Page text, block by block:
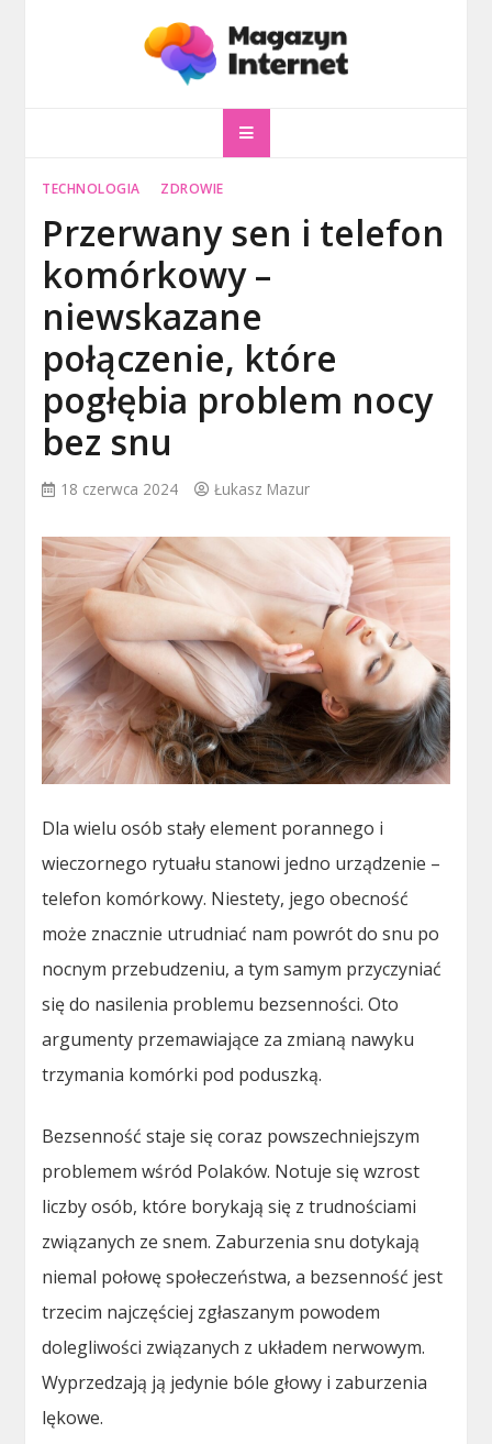
TECHNOLOGIA ZDROWIE
Przerwany sen i telefon
komórkowy –
niewskazane
połączenie, które
pogłębia problem nocy
bez snu
18 czerwca 2024 Łukasz Mazur
Dla wielu osób stały element porannego i
wieczornego rytuału stanowi jedno urządzenie –
telefon komórkowy. Niestety, jego obecność
może znacznie utrudniać nam powrót do snu po
nocnym przebudzeniu, a tym samym przyczyniać
się do nasilenia problemu bezsenności. Oto
argumenty przemawiające za zmianą nawyku
trzymania komórki pod poduszką.
Bezsenność staje się coraz powszechniejszym
problemem wśród Polaków. Notuje się wzrost
liczby osób, które borykają się z trudnościami
związanych ze snem. Zaburzenia snu dotykają
niemal połowę społeczeństwa, a bezsenność jest
trzecim najczęściej zgłaszanym powodem
dolegliwości związanych z układem nerwowym.
Wyprzedzają ją jedynie bóle głowy i zaburzenia
lękowe.